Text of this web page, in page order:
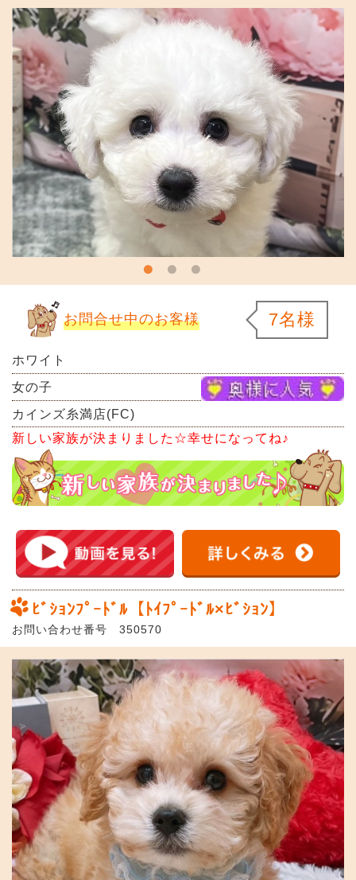
お問合せ中のお客様 7名様
ホワイト
女の子
カインズ糸満店(FC)
新しい家族が決まりました☆幸せになってね♪
ﾋﾞｼｮﾝﾌﾟｰﾄﾞﾙ【ﾄｲﾌﾟｰﾄﾞﾙ×ﾋﾞｼｮﾝ】
お問い合わせ番号 350570